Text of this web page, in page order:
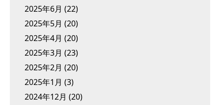
2025年6月 (22)
2025年5月 (20)
2025年4月 (20)
2025年3月 (23)
2025年2月 (20)
2025年1月 (3)
2024年12月 (20)